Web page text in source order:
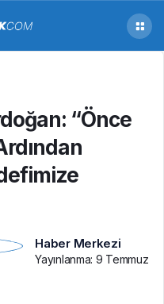
“Önce
Haber Merkezi
Yayınlanma: 9 Temmuz
“Önce Terörsüz
Bölge